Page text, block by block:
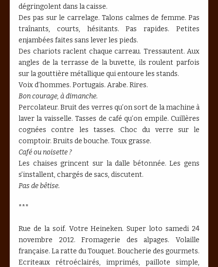
dégringolent dans la caisse.
Des pas sur le carrelage. Talons calmes de femme. Pas
traînants, courts, hésitants. Pas rapides. Petites
enjambées faites sans lever les pieds.
Des chariots raclent chaque carreau. Tressautent. Aux
angles de la terrasse de la buvette, ils roulent parfois
sur la gouttière métallique qui entoure les stands.
Voix d’hommes. Portugais. Arabe. Rires.
Bon courage, à dimanche.
Percolateur. Bruit des verres qu’on sort de la machine à
laver la vaisselle. Tasses de café qu’on empile. Cuillères
cognées contre les tasses. Choc du verre sur le
comptoir. Bruits de bouche. Toux grasse.
Café ou noisette ?
Les chaises grincent sur la dalle bétonnée. Les gens
s’installent, chargés de sacs, discutent.
Pas de bêtise.
***
Rue de la soif. Votre Heineken. Super loto samedi 24
novembre 2012. Fromagerie des alpages. Volaille
française. La ratte du Touquet. Boucherie des gourmets.
Ecriteaux rétroéclairés, imprimés, paillote simple,